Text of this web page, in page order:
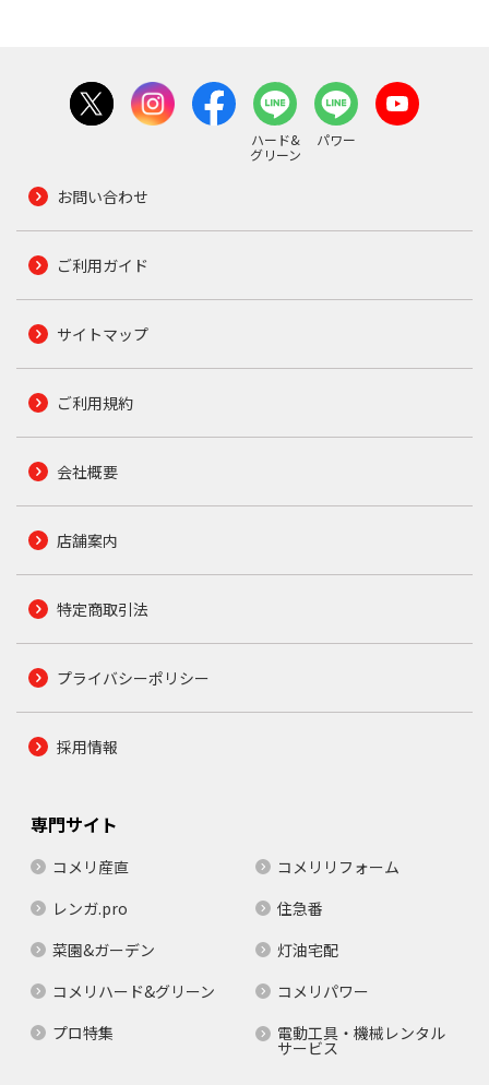
ハード&
グリーン
パワー
お問い合わせ
ご利用ガイド
サイトマップ
ご利用規約
会社概要
店舗案内
特定商取引法
プライバシーポリシー
採用情報
専門サイト
コメリ産直
コメリリフォーム
レンガ.pro
住急番
菜園&ガーデン
灯油宅配
コメリハード&グリーン
コメリパワー
プロ特集
電動工具・機械レンタル
サービス